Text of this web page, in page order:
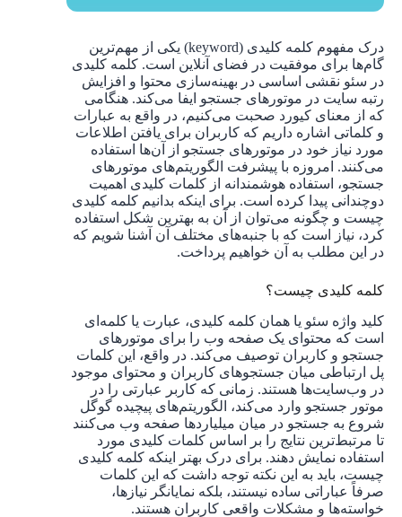
درک مفهوم کلمه کلیدی (keyword) یکی از مهم‌ترین
گام‌ها برای موفقیت در فضای آنلاین است. کلمه کلیدی
در سئو نقشی اساسی در بهینه‌سازی محتوا و افزایش
رتبه سایت در موتورهای جستجو ایفا می‌کند. هنگامی
که از معنای کیورد صحبت می‌کنیم، در واقع به عبارات
و کلماتی اشاره داریم که کاربران برای یافتن اطلاعات
مورد نیاز خود در موتورهای جستجو از آن‌ها استفاده
می‌کنند. امروزه با پیشرفت الگوریتم‌های موتورهای
جستجو، استفاده هوشمندانه از کلمات کلیدی اهمیت
دوچندانی پیدا کرده است. برای اینکه بدانیم کلمه کلیدی
چیست و چگونه می‌توان از آن به بهترین شکل استفاده
کرد، نیاز است که با جنبه‌های مختلف آن آشنا شویم که
در این مطلب به آن خواهیم پرداخت.
کلمه کلیدی چیست؟
کلید واژه سئو یا همان کلمه کلیدی، عبارت یا کلمه‌ای
است که محتوای یک صفحه وب را برای موتورهای
جستجو و کاربران توصیف می‌کند. در واقع، این کلمات
پل ارتباطی میان جستجوهای کاربران و محتوای موجود
در وب‌سایت‌ها هستند. زمانی که کاربر عبارتی را در
موتور جستجو وارد می‌کند، الگوریتم‌های پیچیده گوگل
شروع به جستجو در میان میلیاردها صفحه وب می‌کنند
تا مرتبط‌ترین نتایج را بر اساس کلمات کلیدی مورد
استفاده نمایش دهند. برای درک بهتر اینکه کلمه کلیدی
چیست، باید به این نکته توجه داشت که این کلمات
صرفاً عباراتی ساده نیستند، بلکه نمایانگر نیازها،
خواسته‌ها و مشکلات واقعی کاربران هستند.